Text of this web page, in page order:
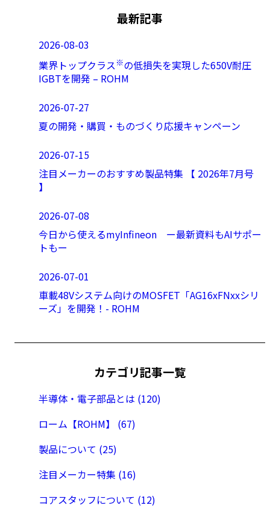
最新記事
2026-08-03
業界トップクラス ※の低損失を実現した650V耐圧
IGBTを開発 – ROHM
2026-07-27
夏の開発・購買・ものづくり応援キャンペーン
2026-07-15
注目メーカーのおすすめ製品特集 【 2026年7月号
】
2026-07-08
今日から使えるmyInfineon ー最新資料もAIサポー
トもー
2026-07-01
車載48Vシステム向けのMOSFET「AG16xFNxxシリ
ーズ」を開発！- ROHM
カテゴリ記事一覧
半導体・電子部品とは (120)
ローム【ROHM】 (67)
製品について (25)
注目メーカー特集 (16)
コアスタッフについて (12)